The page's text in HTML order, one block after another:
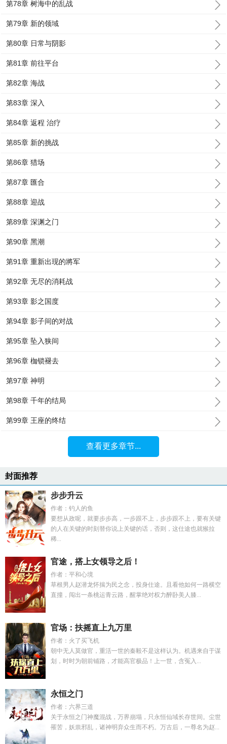
第78章 树海中的乱战
第79章 新的领域
第80章 日常与阴影
第81章 前往平台
第82章 海战
第83章 深入
第84章 返程 治疗
第85章 新的挑战
第86章 猎场
第87章 匯合
第88章 迎战
第89章 深渊之门
第90章 黑潮
第91章 重新出现的將军
第92章 无尽的消耗战
第93章 影之国度
第94章 影子间的对战
第95章 坠入狭间
第96章 枷锁褪去
第97章 神明
第98章 千年的结局
第99章 王座的终结
查看更多章节...
封面推荐
步步升云
作者：钓人的鱼
要想从政呢，就要步步高，一步跟不上，步步跟不上，要有关键
的人在关键的时刻替你说上关键的话，否则，这仕途也就猴拉
稀...
官途，搭上女领导之后！
作者：平和心境
草根男人赵潜龙怀揣为民之念，投身仕途。且看他如何一路横空
直撞，闯出一条桃运青云路，醒掌绝对权力醉卧美人膝...
官场：扶摇直上九万里
作者：火了买飞机
朝中无人莫做官，重活一世的秦毅不是这样认为。机遇来自于谋
划，时时为朝前铺路，才能高官极品！上一世，含冤入...
永恒之门
作者：六界三道
关于永恒之门神魔混战，万界崩塌，只永恒仙域长存世间。尘世
罹苦，妖祟邪乱，诸神明弃众生而不朽。万古后，一尊名为赵...